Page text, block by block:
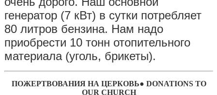
генератор (7 кВт) в сутки потребляет
80 литров бензина. Нам надо
приобрести 10 тонн отопительного
материала (уголь, брикеты).
ПОЖЕРТВОВАНИЯ НА ЦЕРКОВЬ● DONATIONS TO
OUR CHURCH